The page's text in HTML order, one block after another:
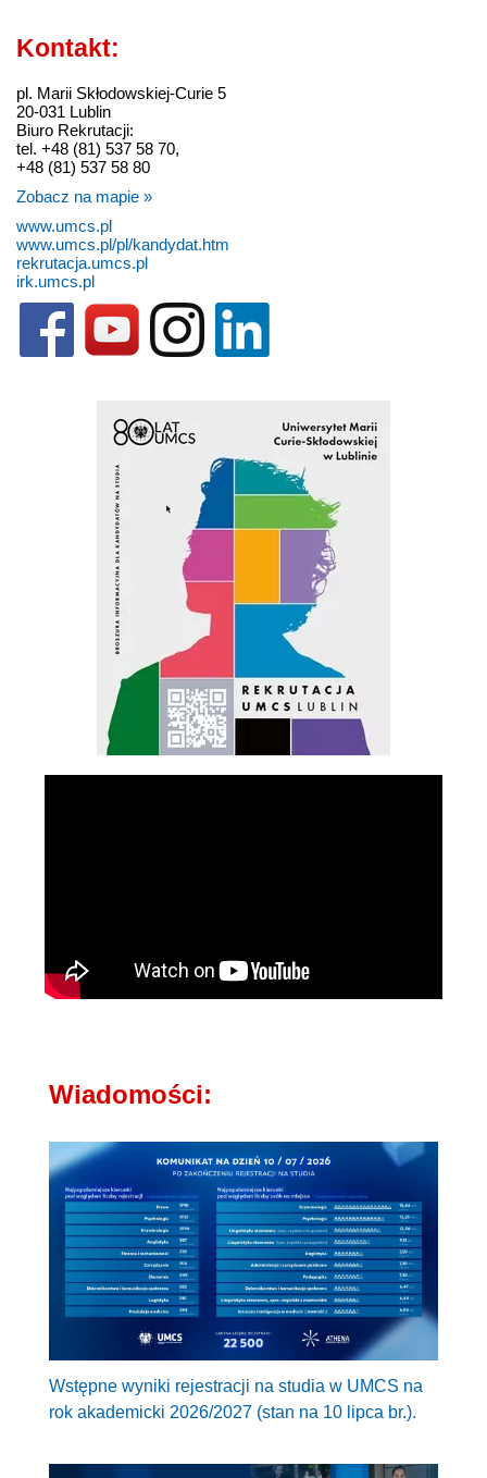
Kontakt:
pl. Marii Skłodowskiej-Curie 5
20-031 Lublin
Biuro Rekrutacji:
tel. +48 (81) 537 58 70,
+48 (81) 537 58 80
Zobacz na mapie »
www.umcs.pl
www.umcs.pl/pl/kandydat.htm
rekrutacja.umcs.pl
irk.umcs.pl
Wiadomości:
Wstępne wyniki rejestracji na studia w UMCS na
rok akademicki 2026/2027 (stan na 10 lipca br.).